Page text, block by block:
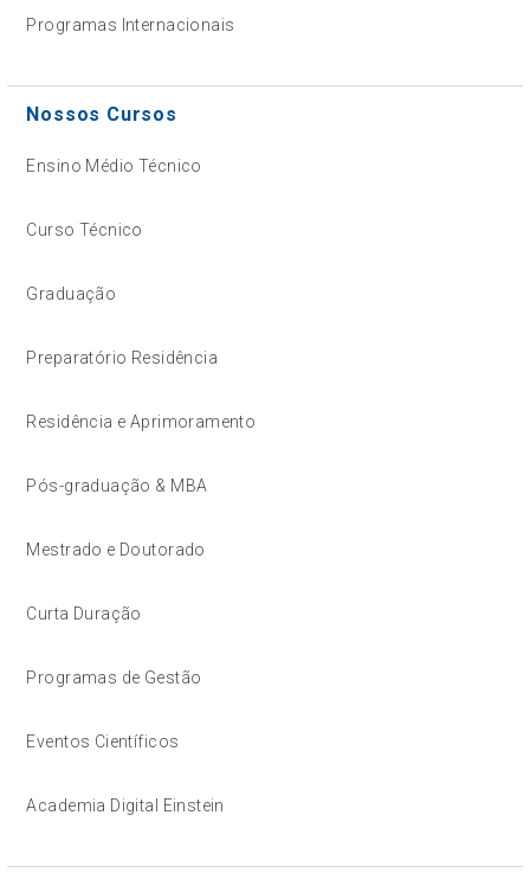
Programas Internacionais
Nossos Cursos
Ensino Médio Técnico
Curso Técnico
Graduação
Preparatório Residência
Residência e Aprimoramento
Pós-graduação & MBA
Mestrado e Doutorado
Curta Duração
Programas de Gestão
Eventos Científicos
Academia Digital Einstein